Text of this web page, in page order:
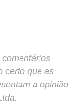
certo que as
a opinião